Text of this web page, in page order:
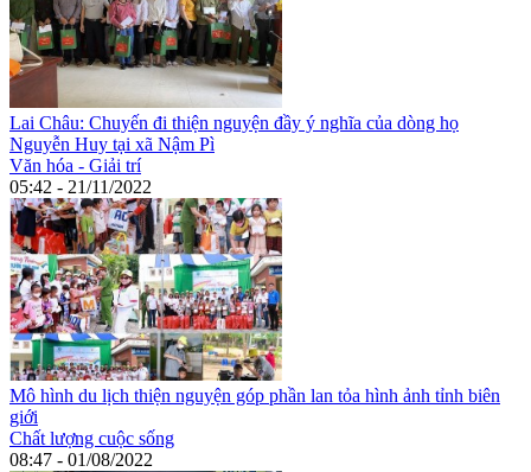
Lai Châu: Chuyến đi thiện nguyện đầy ý nghĩa của dòng họ
Nguyễn Huy tại xã Nậm Pì
Văn hóa - Giải trí
05:42 - 21/11/2022
Mô hình du lịch thiện nguyện góp phần lan tỏa hình ảnh tỉnh biên
giới
Chất lượng cuộc sống
08:47 - 01/08/2022